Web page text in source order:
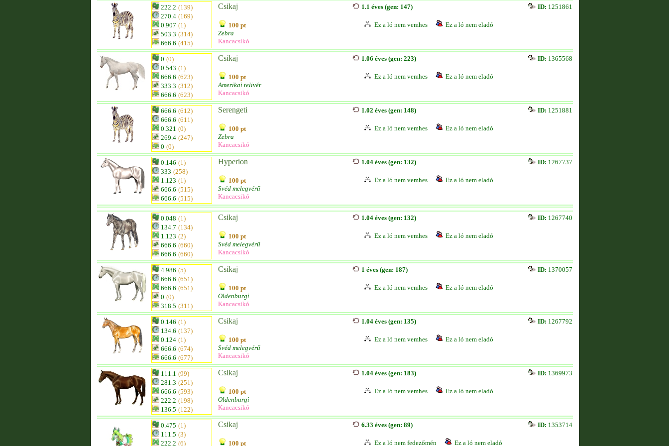
222.2 (139)
270.4 (169)
0.907 (1)
503.3 (314)
666.6 (415)
Csikaj
100 pt
Zebra
Kancacsikó
1.1 éves (gen: 147) ID: 1251861
Ez a ló nem vemhes Ez a ló nem eladó
0 (0)
0.543 (1)
666.6 (623)
333.3 (312)
666.6 (623)
Csikaj
100 pt
Amerikai telivér
Kancacsikó
1.06 éves (gen: 223) ID: 1365568
Ez a ló nem vemhes Ez a ló nem eladó
666.6 (612)
666.6 (611)
0.321 (0)
269.4 (247)
0 (0)
Serengeti
100 pt
Zebra
Kancacsikó
1.02 éves (gen: 148) ID: 1251881
Ez a ló nem vemhes Ez a ló nem eladó
0.146 (1)
333 (258)
1.123 (1)
666.6 (515)
666.6 (515)
Hyperion
100 pt
Svéd melegvérű
Kancacsikó
1.04 éves (gen: 132) ID: 1267737
Ez a ló nem vemhes Ez a ló nem eladó
0.048 (1)
134.7 (134)
1.123 (2)
666.6 (660)
666.6 (660)
Csikaj
100 pt
Svéd melegvérű
Kancacsikó
1.04 éves (gen: 132) ID: 1267740
Ez a ló nem vemhes Ez a ló nem eladó
4.986 (5)
666.6 (651)
666.6 (651)
0 (0)
318.5 (311)
Csikaj
100 pt
Oldenburgi
Kancacsikó
1 éves (gen: 187) ID: 1370057
Ez a ló nem vemhes Ez a ló nem eladó
0.146 (1)
134.6 (137)
0.124 (1)
666.6 (674)
666.6 (677)
Csikaj
100 pt
Svéd melegvérű
Kancacsikó
1.04 éves (gen: 135) ID: 1267792
Ez a ló nem vemhes Ez a ló nem eladó
111.1 (99)
281.3 (251)
666.6 (593)
222.2 (198)
136.5 (122)
Csikaj
100 pt
Oldenburgi
Kancacsikó
1.04 éves (gen: 183) ID: 1369973
Ez a ló nem vemhes Ez a ló nem eladó
0.475 (1)
111.5 (3)
222.2 (6)
Csikaj
100 pt
6.33 éves (gen: 89) ID: 1353714
Ez a ló nem fedezőmén Ez a ló nem eladó